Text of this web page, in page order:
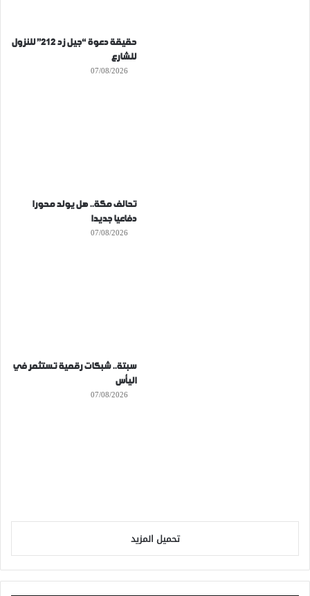
حقيقة دعوة “جيل زد 212” للنزول
للشارع
07/08/2026
تحالف مكة.. هل يولد محورا
دفاعيا جديدا
07/08/2026
سبتة.. شبكات رقمية تستثمر في
اليأس
07/08/2026
تحميل المزيد